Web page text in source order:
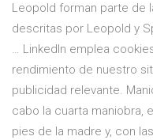
Leopold forman parte de
descritas por Leopold y
… LinkedIn emplea
rendimiento de nuestro
publicidad relevante.
cabo la cuarta maniobra,
pies de la madre y, con